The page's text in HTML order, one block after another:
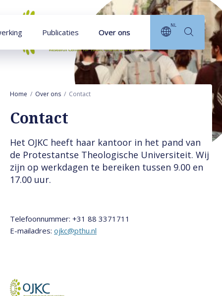
Naar hoofdinhoud
Publicaties Over ons
NL
Home Over ons Contact
Contact
Het OJKC heeft haar kantoor in het pand van
de Protestantse Theologische Universiteit. Wij
zijn op werkdagen te bereiken tussen 9.00 en
17.00 uur.
Telefoonnummer: +31 88 3371711
E-mailadres: ojkc@pthu.nl